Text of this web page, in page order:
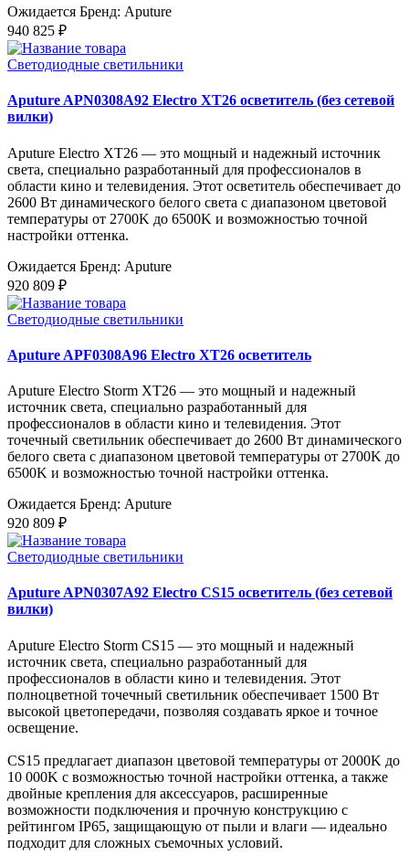
Ожидается Бренд: Aputure
940 825 ₽
Светодиодные светильники
Aputure APN0308A92 Electro XT26 осветитель (без сетевой
вилки)
Aputure Electro XT26 — это мощный и надежный источник
света, специально разработанный для профессионалов в
области кино и телевидения. Этот осветитель обеспечивает до
2600 Вт динамического белого света с диапазоном цветовой
температуры от 2700K до 6500K и возможностью точной
настройки оттенка.
Ожидается Бренд: Aputure
920 809 ₽
Светодиодные светильники
Aputure APF0308A96 Electro XT26 осветитель
Aputure Electro Storm XT26 — это мощный и надежный
источник света, специально разработанный для
профессионалов в области кино и телевидения. Этот
точечный светильник обеспечивает до 2600 Вт динамического
белого света с диапазоном цветовой температуры от 2700K до
6500K и возможностью точной настройки оттенка.
Ожидается Бренд: Aputure
920 809 ₽
Светодиодные светильники
Aputure APN0307A92 Electro CS15 осветитель (без сетевой
вилки)
Aputure Electro Storm CS15 — это мощный и надежный
источник света, специально разработанный для
профессионалов в области кино и телевидения. Этот
полноцветной точечный светильник обеспечивает 1500 Вт
высокой цветопередачи, позволяя создавать яркое и точное
освещение.
CS15 предлагает диапазон цветовой температуры от 2000K до
10 000K с возможностью точной настройки оттенка, а также
двойные крепления для аксессуаров, расширенные
возможности подключения и прочную конструкцию с
рейтингом IP65, защищающую от пыли и влаги — идеально
подходит для сложных съемочных условий.